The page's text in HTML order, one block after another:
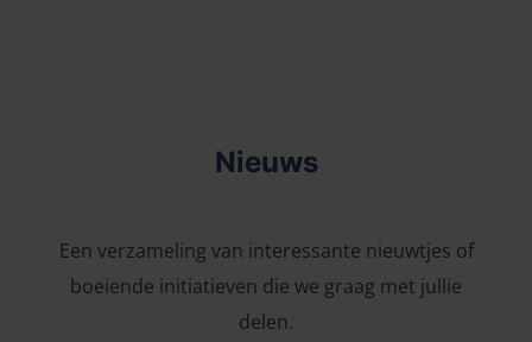
Nieuws
Een verzameling van interessante nieuwtjes of
boeiende initiatieven die we graag met jullie
delen.